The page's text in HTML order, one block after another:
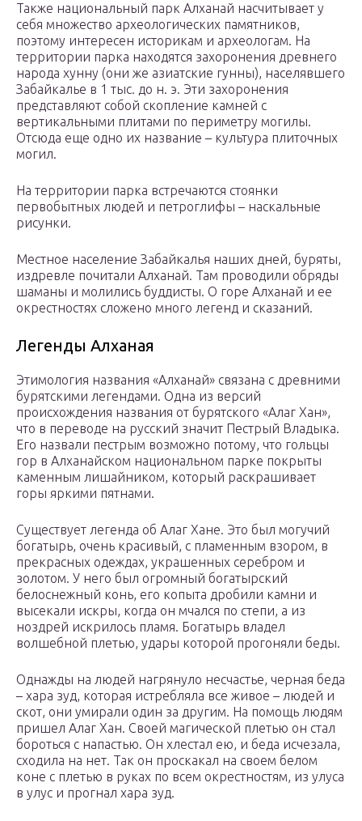
Также национальный парк Алханай насчитывает у
себя множество археологических памятников,
поэтому интересен историкам и археологам. На
территории парка находятся захоронения древнего
народа хунну (они же азиатские гунны), населявшего
Забайкалье в 1 тыс. до н. э. Эти захоронения
представляют собой скопление камней с
вертикальными плитами по периметру могилы.
Отсюда еще одно их название – культура плиточных
могил.
На территории парка встречаются стоянки
первобытных людей и петроглифы – наскальные
рисунки.
Местное население Забайкалья наших дней, буряты,
издревле почитали Алханай. Там проводили обряды
шаманы и молились буддисты. О горе Алханай и ее
окрестностях сложено много легенд и сказаний.
Легенды Алханая
Этимология названия «Алханай» связана с древними
бурятскими легендами. Одна из версий
происхождения названия от бурятского «Алаг Хан»,
что в переводе на русский значит Пестрый Владыка.
Его назвали пестрым возможно потому, что гольцы
гор в Алханайском национальном парке покрыты
каменным лишайником, который раскрашивает
горы яркими пятнами.
Существует легенда об Алаг Хане. Это был могучий
богатырь, очень красивый, с пламенным взором, в
прекрасных одеждах, украшенных серебром и
золотом. У него был огромный богатырский
белоснежный конь, его копыта дробили камни и
высекали искры, когда он мчался по степи, а из
ноздрей искрилось пламя. Богатырь владел
волшебной плетью, удары которой прогоняли беды.
Однажды на людей нагрянуло несчастье, черная беда
– хара зуд, которая истребляла все живое – людей и
скот, они умирали один за другим. На помощь людям
пришел Алаг Хан. Своей магической плетью он стал
бороться с напастью. Он хлестал ею, и беда исчезала,
сходила на нет. Так он проскакал на своем белом
коне с плетью в руках по всем окрестностям, из улуса
в улус и прогнал хара зуд.